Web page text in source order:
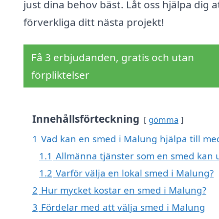
just dina behov bäst. Låt oss hjälpa dig
förverkliga ditt nästa projekt!
Få 3 erbjudanden, gratis och utan
förpliktelser
Innehållsförteckning gömma
1 Vad kan en smed i Malung hjälpa till
1.1 Allmänna tjänster som en smed kan
1.2 Varför välja en lokal smed i Malung?
2 Hur mycket kostar en smed i Malung?
3 Fördelar med att välja smed i Malung